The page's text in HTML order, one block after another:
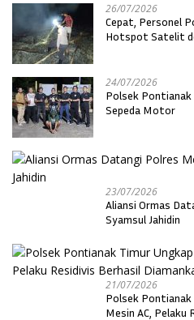
26/07/2026
Cepat, Personel
Hotspot Satelit
24/07/2026
Polsek Pontianak
Sepeda Motor
23/07/2026
Aliansi Ormas
Syamsul Jahidin
21/07/2026
Polsek Pontianak
Mesin AC, Pelaku